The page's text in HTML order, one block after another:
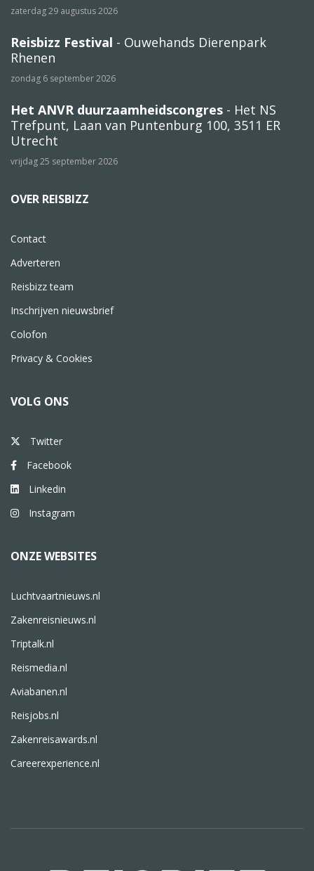
zaterdag 29 augustus 2026
Reisbizz Festival - Ouwehands Dierenpark
Rhenen
zondag 6 september 2026
Het ANVR duurzaamheidscongres - Het NS
Trefpunt, Laan van Puntenburg 100, 3511 ER
Utrecht
vrijdag 25 september 2026
OVER REISBIZZ
Contact
Adverteren
Reisbizz team
Inschrijven nieuwsbrief
Colofon
Privacy & Cookies
VOLG ONS
Twitter
Facebook
Linkedin
Instagram
ONZE WEBSITES
Luchtvaartnieuws.nl
Zakenreisnieuws.nl
Triptalk.nl
Reismedia.nl
Aviabanen.nl
Reisjobs.nl
Zakenreisawards.nl
Careerexperience.nl